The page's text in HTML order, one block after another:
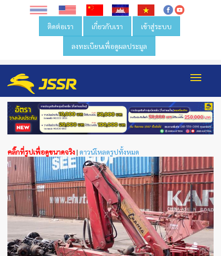
ติดต่อเรา เกี่ยวกับเรา เข้าสู่ระบบ
ลงทะเบียนเพื่อดูผลประมูล
คลิ๊กที่รูปเพื่อดูขนาดจริง| ดาวน์โหลดรูปทั้งหมด